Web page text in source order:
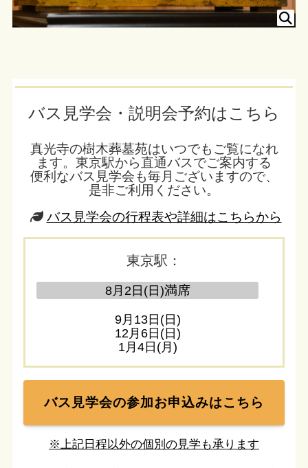
バス見学会・説明会予約はこちら
真光寺の樹木葬墓苑はいつでもご覧になれ
ます。東京駅から直通バスでご案内する
便利なバス見学会も毎月ございますので、
是非ご利用ください。
バス見学会の行程表や詳細はこちらから
東京駅：
8月2日(日)満席
9月13日(日)
12月6日(日)
1月4日(月)
バス見学会の参加お申込みはこちら
※上記日程以外の個別の見学も承ります